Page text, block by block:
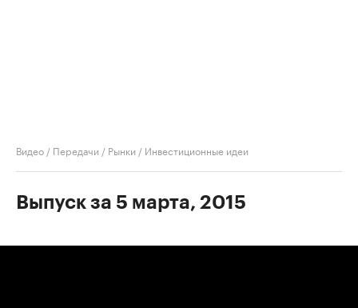
Видео / Передачи / Рынки / Инвестиционные идеи
Выпуск за 5 марта, 2015